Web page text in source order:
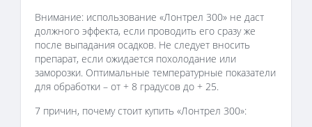
Внимание: использование «Лонтрел 300» не даст
должного эффекта, если проводить его сразу же
после выпадания осадков. Не следует вносить
препарат, если ожидается похолодание или
заморозки. Оптимальные температурные показатели
для обработки – от + 8 градусов до + 25.
7 причин, почему стоит купить «Лонтрел 300»: